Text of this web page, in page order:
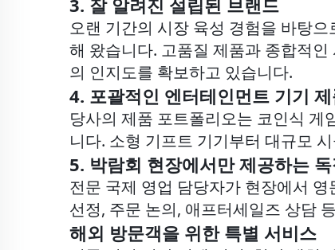
오랜 기간의 시장 육성 경험을 바탕
해 왔습니다. 고품질 제품과 종합적
의 인지도를 확보하고 있습니다.
4. 포괄적인 엔터테인먼트 기기
당사의 제품 포트폴리오는 코인식 게
니다. 소형 기프트 기기부터 대규모
5. 박람회 현장에서만 제공하는
전문 국제 영업 담당자가 현장에서
선정, 주문 논의, 애프터세일즈 상담
해외 방문객을 위한 특별 서비스